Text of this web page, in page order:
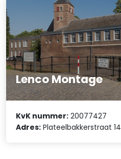
Lenco Montage
KvK nummer: 20077427
Adres: Plateelbakkerstraat 14